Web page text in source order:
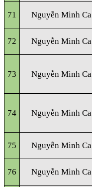
71 Nguyễn Minh Ca
72 Nguyễn Minh Ca
73 Nguyễn Minh Ca
74 Nguyễn Minh Ca
75 Nguyễn Minh Ca
76 Nguyễn Minh Ca